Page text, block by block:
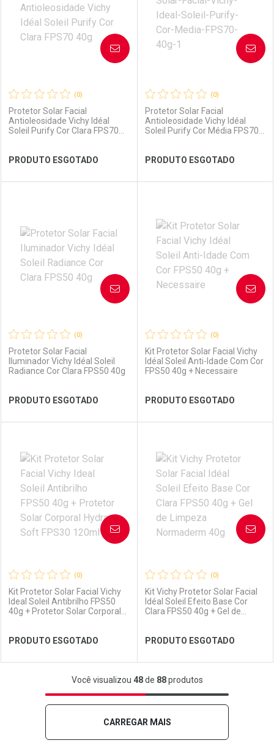
Ver Desconto Convênio Ver Desconto Convênio
(0)
Protetor Solar Facial
Antioleosidade Vichy Idéal
Soleil Purify Cor Clara FPS70
PRODUTO ESGOTADO
AVISE-ME
Laboratório
Ver Desconto Convênio
Por Menos
(0)
Protetor Solar Facial
Antioleosidade Vichy Idéal
Soleil Purify Cor Média FPS70
PRODUTO ESGOTADO
AVISE-ME
Laboratório
Ver Desconto Convênio
Por Menos
(0)
Protetor Solar Facial
Iluminador Vichy Idéal Soleil
Radiance Cor Clara FPS50 40g
PRODUTO ESGOTADO
AVISE-ME
Laboratório
Ver Desconto Convênio
Por Menos
(0)
Kit Protetor Solar Facial Vichy
Idéal Soleil Anti-Idade Com Cor
FPS50 40g + Necessaire
PRODUTO ESGOTADO
AVISE-ME
Laboratório
Ver Desconto Convênio
Por Menos
(0)
Kit Protetor Solar Facial Vichy
Ideal Soleil Antibrilho FPS50
40g + Protetor Solar Corporal
PRODUTO ESGOTADO
AVISE-ME
FECHAR
FECHAR
(0)
Kit Vichy Protetor Solar Facial
Idéal Soleil Efeito Base Cor
Clara FPS50 40g + Gel de
PRODUTO ESGOTADO
AVISE-ME
Você visualizou 48de 88produtos
CARREGAR MAIS